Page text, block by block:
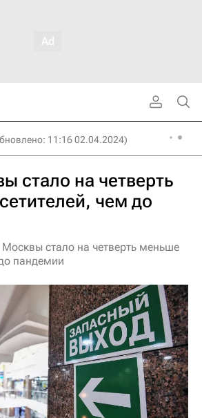
11:16 02.04.2024)
стало на четверть
чем до
стало на четверть меньше
пандемии